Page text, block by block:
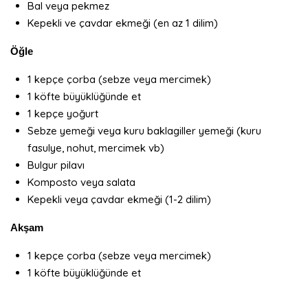
Bal veya pekmez
Kepekli ve çavdar ekmeği (en az 1 dilim)
Öğle
1 kepçe çorba (sebze veya mercimek)
1 köfte büyüklüğünde et
1 kepçe yoğurt
Sebze yemeği veya kuru baklagiller yemeği (kuru
fasulye, nohut, mercimek vb)
Bulgur pilavı
Komposto veya salata
Kepekli veya çavdar ekmeği (1-2 dilim)
Akşam
1 kepçe çorba (sebze veya mercimek)
1 köfte büyüklüğünde et